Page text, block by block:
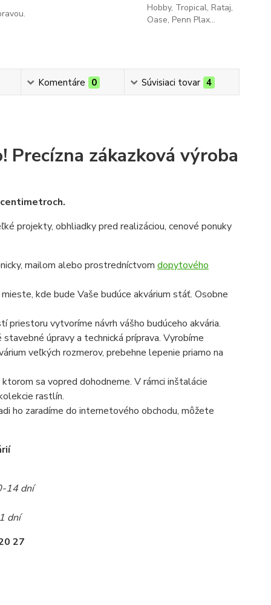
Hobby, Tropical, Rataj,
Oase, Penn Plax...
Komentáre 0 Súvisiaci tovar 4
Precízna zákazková výroba
projekty, obhliadky pred realizáciou, cenové ponuky
mailom alebo prostredníctvom dopytového
kde bude Vaše budúce akvárium stáť. Osobne
priestoru vytvoríme návrh vášho budúceho akvária.
úpravy a technická príprava. Vyrobíme
veľkých rozmerov, prebehne lepenie priamo na
sa vopred dohodneme. V rámci inštalácie
rastlín.
ho zaradíme do internetového obchodu, môžete
14 dní
dní
27